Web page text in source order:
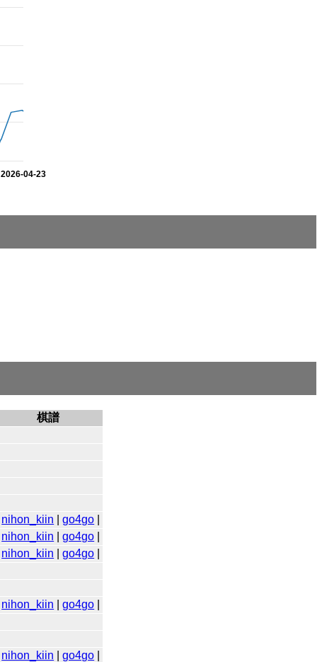
2026-04-23
棋譜
nihon_kiin |go4go
nihon_kiin |go4go
nihon_kiin |go4go
nihon_kiin |go4go
nihon_kiin |go4go